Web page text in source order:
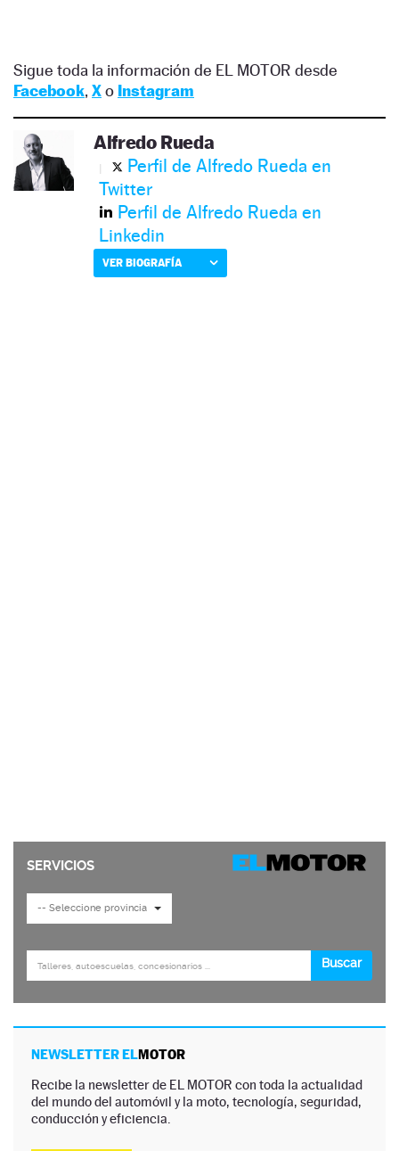
Sigue toda la información de EL MOTOR desde
Facebook, Xo Instagram
Alfredo Rueda
Perfil de Alfredo Rueda en
Twitter
Perfil de Alfredo Rueda en
Linkedin
VER BIOGRAFÍA
NEWSLETTER ELMOTOR
Recibe la newsletter de EL MOTOR con toda la actualidad
del mundo del automóvil y la moto, tecnología, seguridad,
conducción y eficiencia.